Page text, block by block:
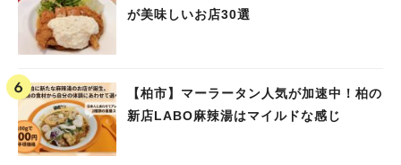
が美味しいお店30選
【柏市】マーラータン人気が加速中！柏の
新店LABO麻辣湯はマイルドな感じ